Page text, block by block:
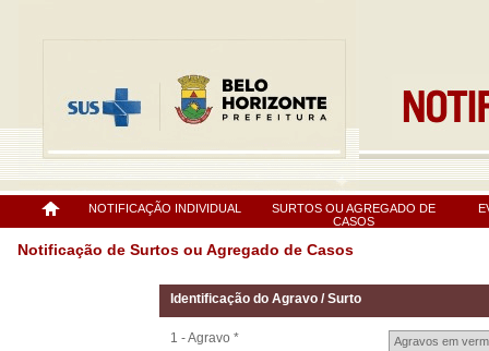
NOTIFICAÇÃO INDIVIDUAL
SURTOS OU AGREGADO DE
CASOS
Notificação de Surtos ou Agregado de Casos
Identificação do Agravo / Surto
1 - Agravo *